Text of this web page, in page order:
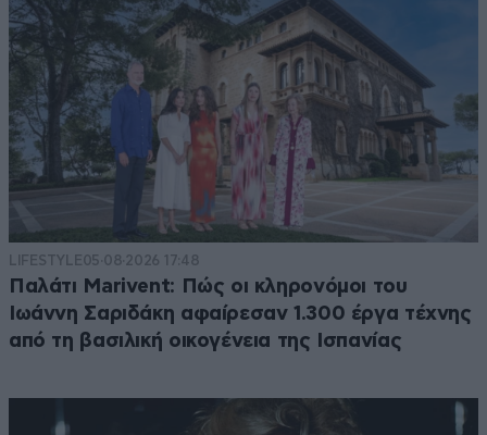
LIFESTYLE05·08·2026 17:48
Παλάτι Marivent: Πώς οι κληρονόμοι του
Ιωάννη Σαριδάκη αφαίρεσαν 1.300 έργα τέχνης
από τη βασιλική οικογένεια της Ισπανίας